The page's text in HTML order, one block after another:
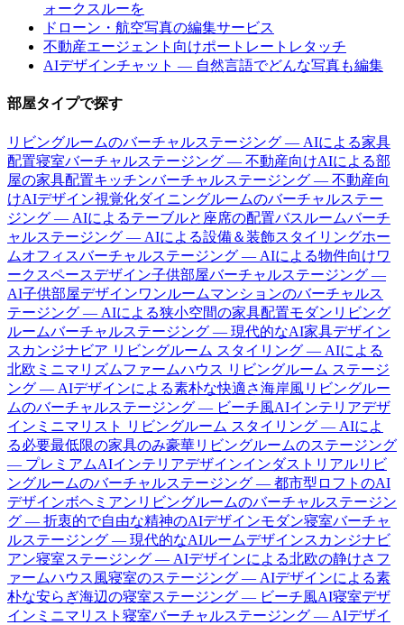
ォークスルーを
ドローン・航空写真の編集サービス
不動産エージェント向けポートレートレタッチ
AIデザインチャット — 自然言語でどんな写真も編集
部屋タイプで探す
リビングルームのバーチャルステージング — AIによる家具
配置寝室バーチャルステージング — 不動産向けAIによる部
屋の家具配置キッチンバーチャルステージング — 不動産向
けAIデザイン視覚化ダイニングルームのバーチャルステー
ジング — AIによるテーブルと座席の配置バスルームバーチ
ャルステージング — AIによる設備＆装飾スタイリングホー
ムオフィスバーチャルステージング — AIによる物件向けワ
ークスペースデザイン子供部屋バーチャルステージング —
AI子供部屋デザインワンルームマンションのバーチャルス
テージング — AIによる狭小空間の家具配置モダンリビング
ルームバーチャルステージング — 現代的なAI家具デザイン
スカンジナビア リビングルーム スタイリング — AIによる
北欧ミニマリズムファームハウス リビングルーム ステージ
ング — AIデザインによる素朴な快適さ海岸風リビングルー
ムのバーチャルステージング — ビーチ風AIインテリアデザ
イン ミニマリスト リビングルーム スタイリング — AIによ
る必要最低限の家具のみ豪華リビングルームのステージング
— プレミアムAIインテリアデザインインダストリアルリビ
ングルームのバーチャルステージング — 都市型ロフトのAI
デザインボヘミアンリビングルームのバーチャルステージン
グ — 折衷的で自由な精神のAIデザインモダン寝室バーチャ
ルステージング — 現代的なAIルームデザインスカンジナビ
アン寝室ステージング — AIデザインによる北欧の静けさ フ
ァームハウス風寝室のステージング — AIデザインによる素
朴な安らぎ海辺の寝室ステージング — ビーチ風AI寝室デザ
イン ミニマリスト寝室バーチャルステージング — AIデザイ